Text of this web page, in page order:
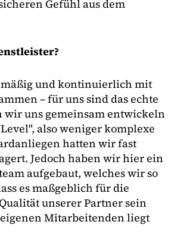
Gefühl aus dem
und kontinuierlich mit
– für uns sind das echte
wir uns gemeinsam entwickeln
also weniger komplexe
hatten wir fast
Jedoch haben wir hier ein
aufgebaut, welches wir so
es maßgeblich für die
unserer Partner sein
Mitarbeitenden liegt